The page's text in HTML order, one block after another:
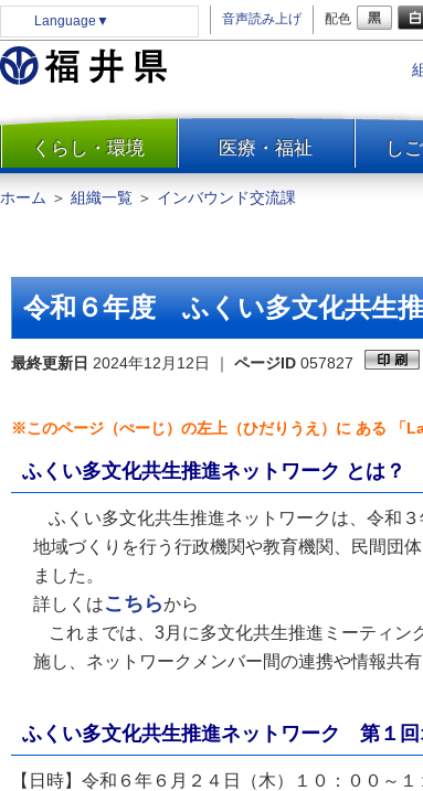
Language ▼ 音声読み上げ 配色
一覧
くらし・環境 医療・福祉 し
防災
水道・エネルギー
住まい・土地
環境問題・廃棄物対策・リサ
イクル
河川・砂防・港湾
ホーム ＞ 組織一覧 ＞ インバウンド交流課
令和６年度 ふくい多文化共生
最終更新日 2024年12月12日 ｜ ページID 057827
※このページ（ぺーじ）の左上（ひだりうえ）に ある 「
ふくい多文化共生推進ネットワーク とは？
ふくい多文化共生推進ネットワークは、令和
地域づくりを行う行政機関や教育機関、民間団
ました。
詳しくはこちらから
これまでは、3月に多文化共生推進ミーティ
施し、ネットワークメンバー間の連携や情報共
ふくい多文化共生推進ネットワーク 第１
【日時】令和６年６月２４日（木）１０：００～１